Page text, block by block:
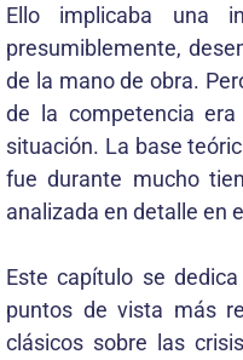
Ello implicaba una
presumiblemente,
de la mano de obra.
de la competencia
situación. La base
fue durante mucho
analizada en detalle en
Este capítulo se
puntos de vista más
clásicos sobre las